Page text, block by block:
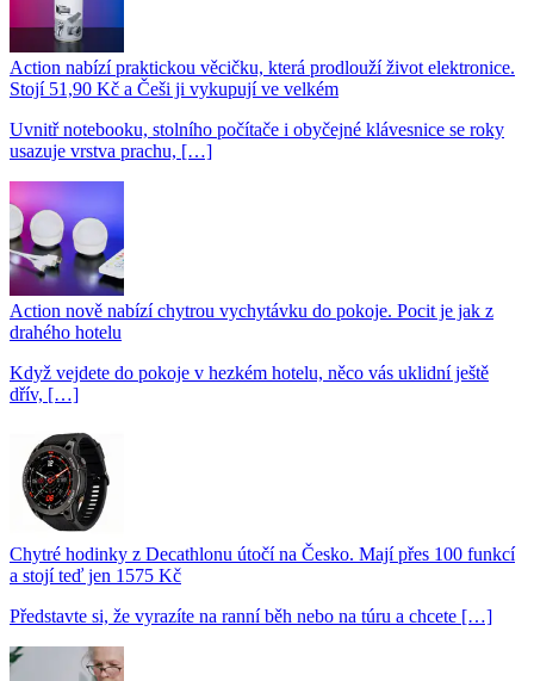
Action nabízí praktickou věcičku, která prodlouží život elektronice.
Stojí 51,90 Kč a Češi ji vykupují ve velkém
Uvnitř notebooku, stolního počítače i obyčejné klávesnice se roky
usazuje vrstva prachu, […]
Action nově nabízí chytrou vychytávku do pokoje. Pocit je jak z
drahého hotelu
Když vejdete do pokoje v hezkém hotelu, něco vás uklidní ještě
dřív, […]
Chytré hodinky z Decathlonu útočí na Česko. Mají přes 100 funkcí
a stojí teď jen 1575 Kč
Představte si, že vyrazíte na ranní běh nebo na túru a chcete […]